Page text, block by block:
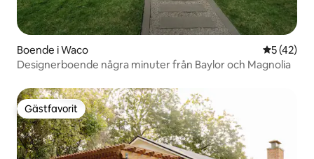
Boende i Waco 5 av 5 i
5 (42)
Designerboende några minuter från Baylor och Magnolia
Gästfavorit
Gästfavorit